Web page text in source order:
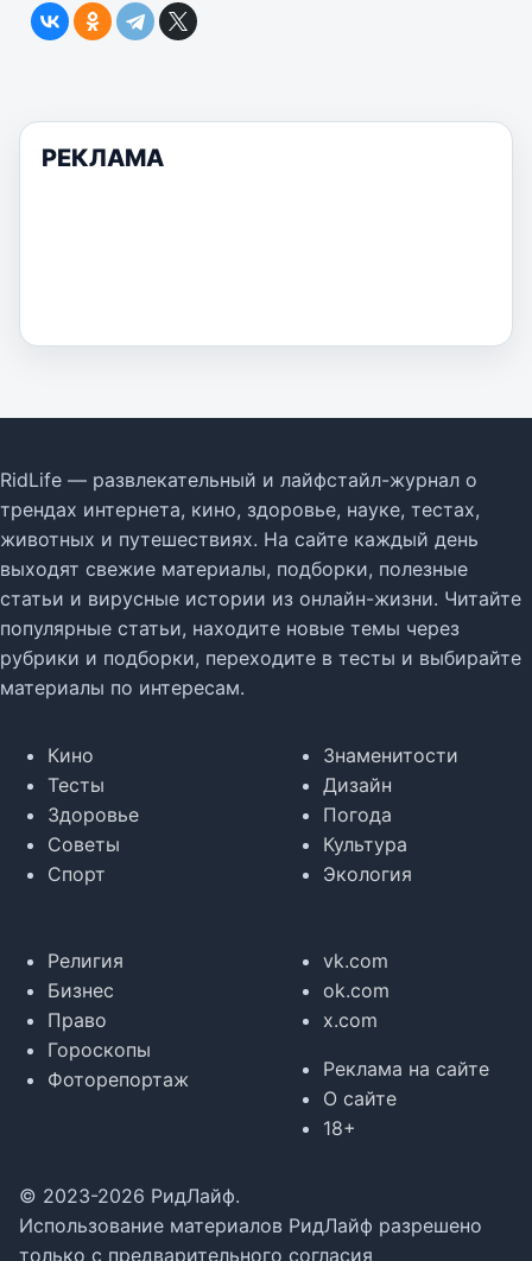
РЕКЛАМА
RidLife — развлекательный и лайфстайл-журнал о
трендах интернета, кино, здоровье, науке, тестах,
животных и путешествиях. На сайте каждый день
выходят свежие материалы, подборки, полезные
статьи и вирусные истории из онлайн-жизни. Читайте
популярные статьи, находите новые темы через
рубрики и подборки, переходите в тесты и выбирайте
материалы по интересам.
Кино
Тесты
Здоровье
Советы
Спорт
Знаменитости
Дизайн
Погода
Культура
Экология
Религия
Бизнес
Право
Гороскопы
Фоторепортаж
vk.com
ok.com
x.com
Реклама на сайте
О сайте
18+
© 2023-2026 РидЛайф.
Использование материалов РидЛайф разрешено
только с предварительного согласия